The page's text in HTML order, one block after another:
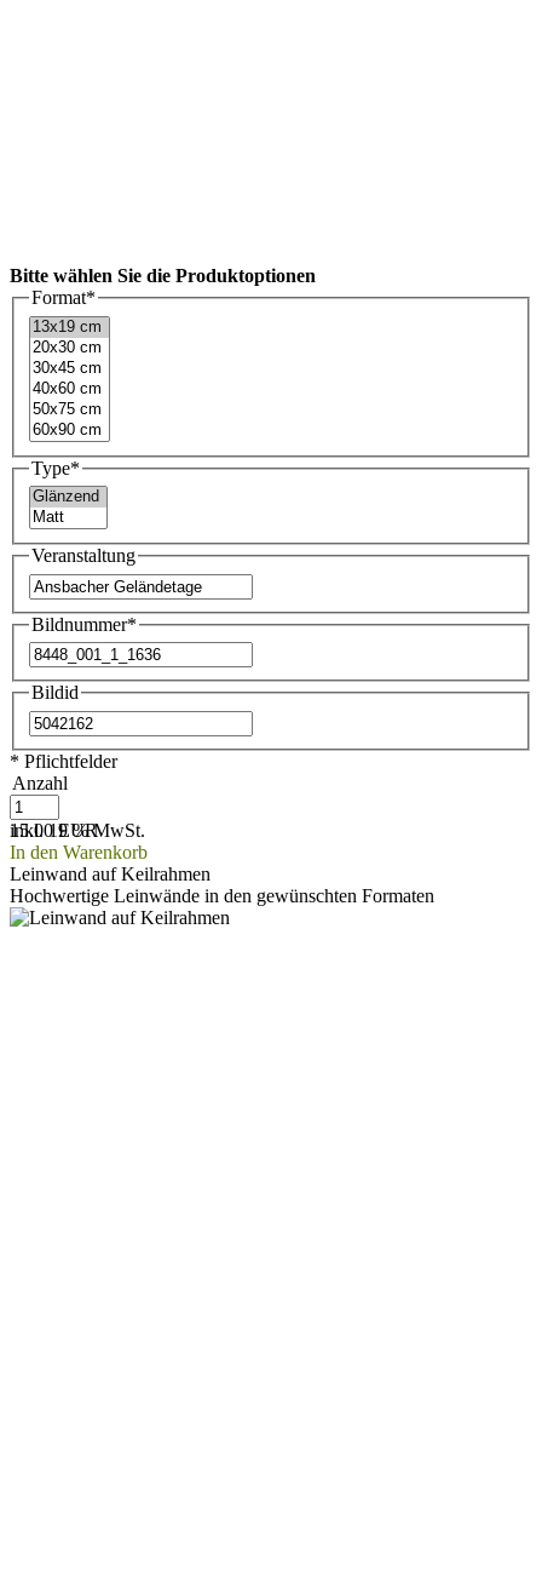
Bitte wählen Sie die Produktoptionen
Format*
Type*
Veranstaltung
Bildnummer*
Bildid
* Pflichtfelder
Anzahl
15.00 EUR
inkl. 19 % MwSt.
In den Warenkorb
Leinwand auf Keilrahmen
Hochwertige Leinwände in den gewünschten Formaten